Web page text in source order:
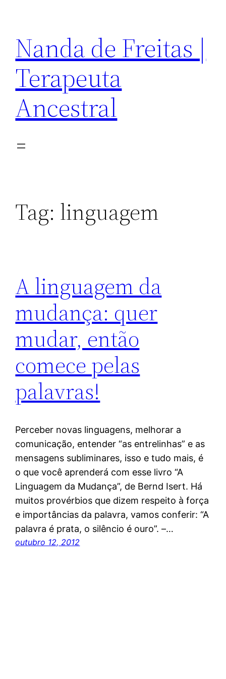
conteúdo
Nanda de Freitas |
Terapeuta
Ancestral
Tag: linguagem
A linguagem da
mudança: quer
mudar, então
comece pelas
palavras!
Perceber novas linguagens, melhorar a
comunicação, entender “as entrelinhas” e as
mensagens subliminares, isso e tudo mais, é
o que você aprenderá com esse livro “A
Linguagem da Mudança”, de Bernd Isert. Há
muitos provérbios que dizem respeito à força
e importâncias da palavra, vamos conferir: “A
palavra é prata, o silêncio é ouro”. –…
outubro 12, 2012